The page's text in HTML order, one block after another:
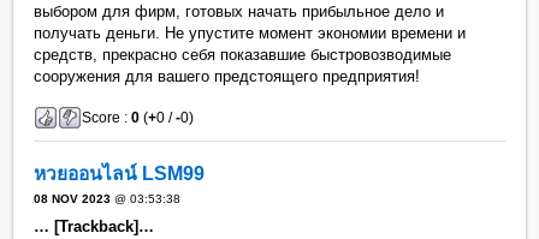
выбором для фирм, готовых начать прибыльное дело и
получать деньги. Не упустите момент экономии времени и
средств, прекрасно себя показавшие быстровозводимые
сооружения для вашего предстоящего предприятия!
Score :0 (+0 /-0)
หวยออนไลน์ LSM99
08 NOV 2023 @ 03:53:38
… [Trackback]…